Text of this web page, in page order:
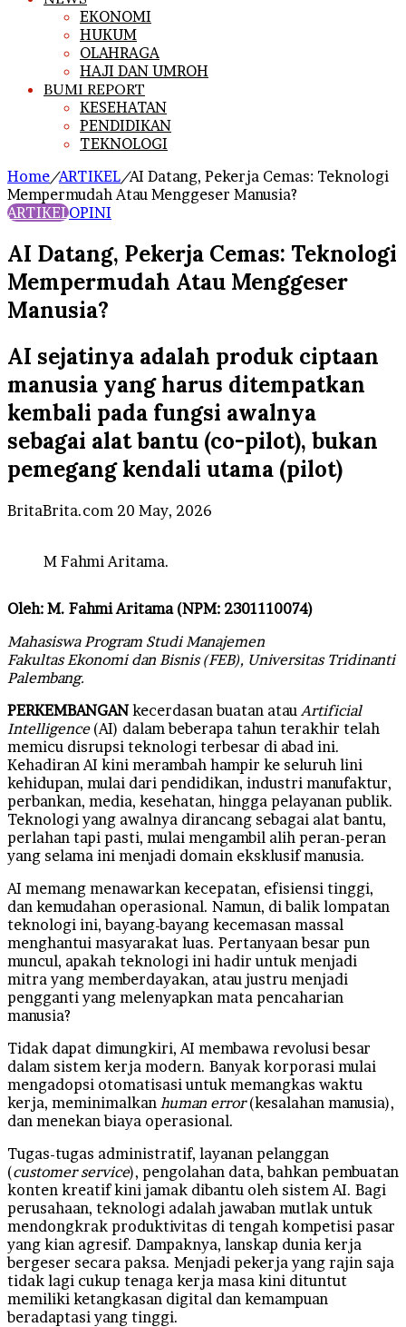
EKONOMI
HUKUM
OLAHRAGA
HAJI DAN UMROH
BUMI REPORT
KESEHATAN
PENDIDIKAN
TEKNOLOGI
Home/ARTIKEL/AI Datang, Pekerja Cemas: Teknologi
Mempermudah Atau Menggeser Manusia?
ARTIKELOPINI
AI Datang, Pekerja Cemas: Teknologi
Mempermudah Atau Menggeser
Manusia?
AI sejatinya adalah produk ciptaan
manusia yang harus ditempatkan
kembali pada fungsi awalnya
sebagai alat bantu (co-pilot), bukan
pemegang kendali utama (pilot)
BritaBrita.com Send
20 May, 2026
M Fahmi Aritama.
Oleh: M. Fahmi Aritama (NPM: 2301110074)
Mahasiswa Program Studi Manajemen
Fakultas Ekonomi dan Bisnis (FEB), Universitas Tridinanti
Palembang.
PERKEMBANGANkecerdasan buatan atau Artificial
Intelligence(AI) dalam beberapa tahun terakhir telah
memicu disrupsi teknologi terbesar di abad ini.
Kehadiran AI kini merambah hampir ke seluruh lini
kehidupan, mulai dari pendidikan, industri manufaktur,
perbankan, media, kesehatan, hingga pelayanan publik.
Teknologi yang awalnya dirancang sebagai alat bantu,
perlahan tapi pasti, mulai mengambil alih peran-peran
yang selama ini menjadi domain eksklusif manusia.
​AI memang menawarkan kecepatan, efisiensi tinggi,
dan kemudahan operasional. Namun, di balik lompatan
teknologi ini, bayang-bayang kecemasan massal
menghantui masyarakat luas. Pertanyaan besar pun
muncul, apakah teknologi ini hadir untuk menjadi
mitra yang memberdayakan, atau justru menjadi
pengganti yang melenyapkan mata pencaharian
manusia?
Tidak dapat dimungkiri, AI membawa revolusi besar
dalam sistem kerja modern. Banyak korporasi mulai
mengadopsi otomatisasi untuk memangkas waktu
kerja, meminimalkan human error(kesalahan manusia),
dan menekan biaya operasional.
​Tugas-tugas administratif, layanan pelanggan
(customer service), pengolahan data, bahkan pembuatan
konten kreatif kini jamak dibantu oleh sistem AI. Bagi
perusahaan, teknologi adalah jawaban mutlak untuk
mendongkrak produktivitas di tengah kompetisi pasar
yang kian agresif. Dampaknya, lanskap dunia kerja
bergeser secara paksa. Menjadi pekerja yang rajin saja
tidak lagi cukup tenaga kerja masa kini dituntut
memiliki ketangkasan digital dan kemampuan
beradaptasi yang tinggi.